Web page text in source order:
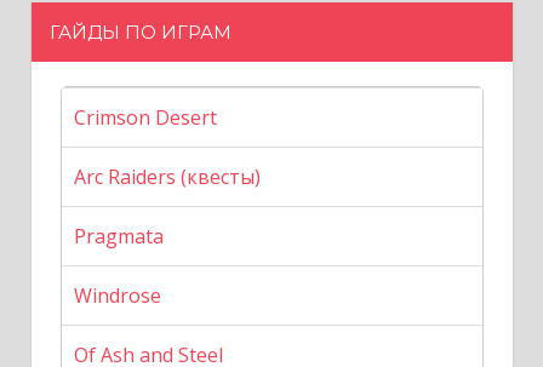
ГАЙДЫ ПО ИГРАМ
Crimson Desert
Arc Raiders (квесты)
Pragmata
Windrose
Of Ash and Steel